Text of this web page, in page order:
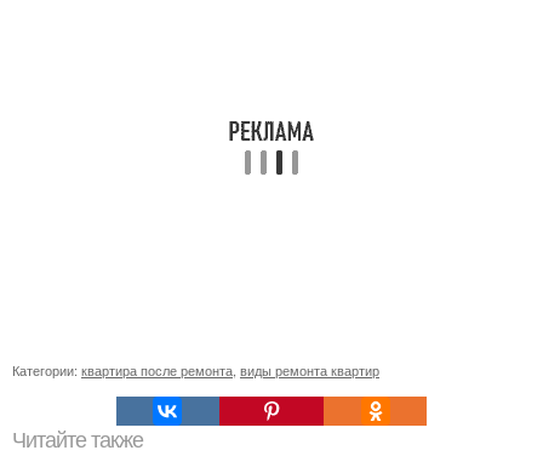
Категории: квартира после ремонта виды ремонта квартир
Читайте также